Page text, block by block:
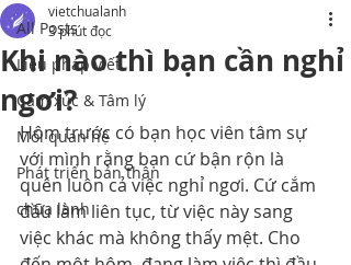
All Posts
Liệu pháp viết
Cảm xúc & Tâm lý
Mối quan hệ
Phát triển bản thân
chữa lành
Khi nào thì bạn cần nghỉ
ngơi?
vietchualanh
3 phút đọc
Hôm trước có bạn học viên tâm sự
với mình rằng bạn cứ bận rộn là
quên luôn cả việc nghỉ ngơi. Cứ cắm
đầu làm liên tục, từ việc này sang
việc khác mà không thấy mệt. Cho